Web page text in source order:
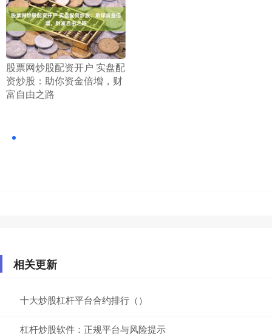
​股票网炒股配资开户 实盘配
资炒股：助你资金倍增，财
富自由之路
相关更新
十大炒股杠杆平台合约排行（）
杠杆炒股软件：正规平台与风险提示